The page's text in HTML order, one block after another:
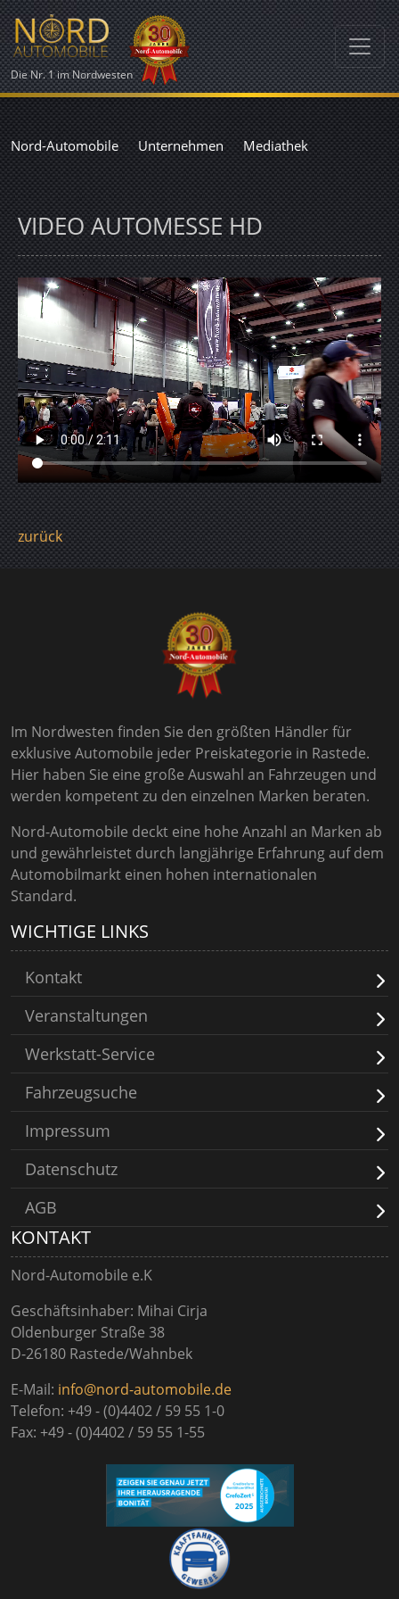
Die Nr. 1 im Nordwesten
Nord-Automobile Unternehmen Mediathek
VIDEO AUTOMESSE HD
zurück
Im Nordwesten finden Sie den größten Händler für
exklusive Automobile jeder Preiskategorie in Rastede.
Hier haben Sie eine große Auswahl an Fahrzeugen und
werden kompetent zu den einzelnen Marken beraten.
Nord-Automobile deckt eine hohe Anzahl an Marken ab
und gewährleistet durch langjährige Erfahrung auf dem
Automobilmarkt einen hohen internationalen
Standard.
WICHTIGE LINKS
Kontakt
Veranstaltungen
Werkstatt-Service
Fahrzeugsuche
Impressum
Datenschutz
AGB
KONTAKT
Nord-Automobile e.K
Geschäftsinhaber: Mihai Cirja
Oldenburger Straße 38
D-26180 Rastede/Wahnbek
E-Mail: info@nord-automobile.de
Telefon: +49 - (0)4402 / 59 55 1-0
Fax: +49 - (0)4402 / 59 55 1-55